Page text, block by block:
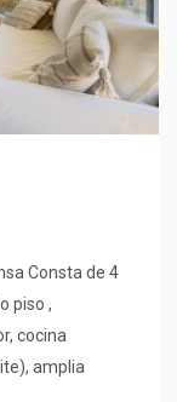
Consta de 4
piso ,
cocina
amplia